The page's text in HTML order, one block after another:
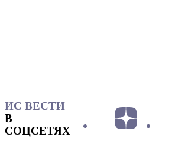
ИС ВЕСТИ
В
СОЦСЕТЯХ